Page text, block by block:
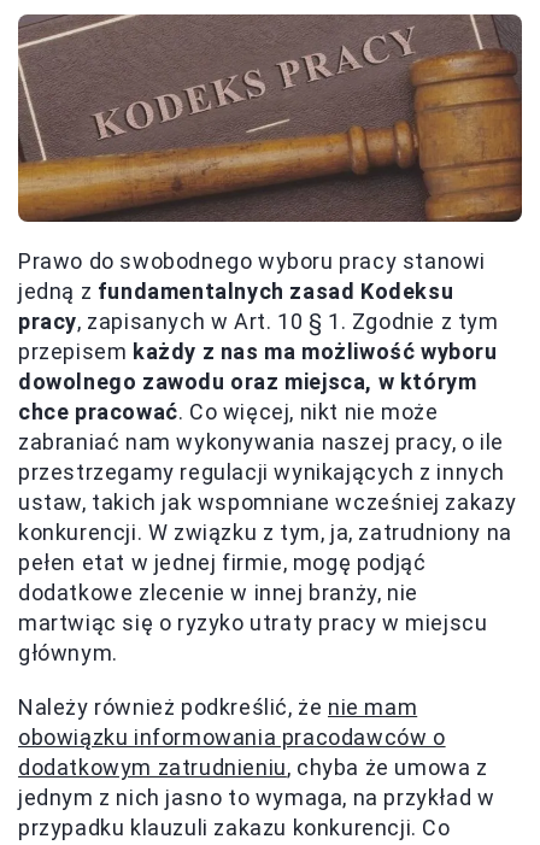
Prawo do swobodnego wyboru pracy stanowi
jedną z fundamentalnych zasad Kodeksu
pracy, zapisanych w Art. 10 § 1. Zgodnie z tym
przepisem każdy z nas ma możliwość wyboru
dowolnego zawodu oraz miejsca, w którym
chce pracować. Co więcej, nikt nie może
zabraniać nam wykonywania naszej pracy, o ile
przestrzegamy regulacji wynikających z innych
ustaw, takich jak wspomniane wcześniej zakazy
konkurencji. W związku z tym, ja, zatrudniony na
pełen etat w jednej firmie, mogę podjąć
dodatkowe zlecenie w innej branży, nie
martwiąc się o ryzyko utraty pracy w miejscu
głównym.
Należy również podkreślić, że nie mam
obowiązku informowania pracodawców o
dodatkowym zatrudnieniu, chyba że umowa z
jednym z nich jasno to wymaga, na przykład w
przypadku klauzuli zakazu konkurencji. Co